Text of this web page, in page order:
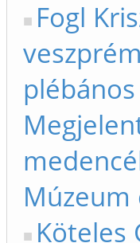
Fogl
Múzeum
Köteles